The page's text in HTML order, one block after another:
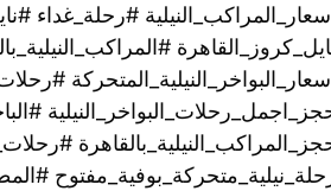
#رحلة_غداء